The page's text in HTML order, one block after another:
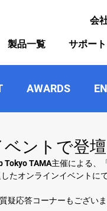
製品一覧 サポート
会
AWARDS
ントで登
TAMA主催による、
たオンラインイベントに
疑応答コーナーもございま